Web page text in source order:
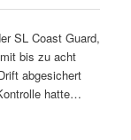
SL Coast Guard,
bis zu acht
abgesichert
hatte…